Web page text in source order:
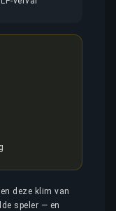
deze klim van
speler — en